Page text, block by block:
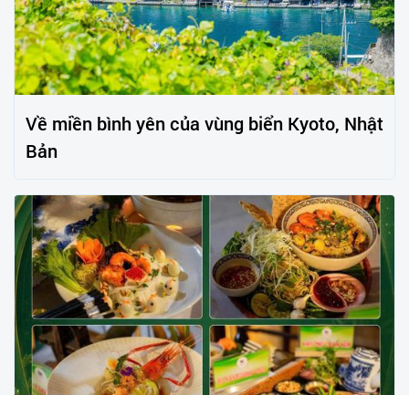
Về miền bình yên của vùng biển Kyoto, Nhật
Bản